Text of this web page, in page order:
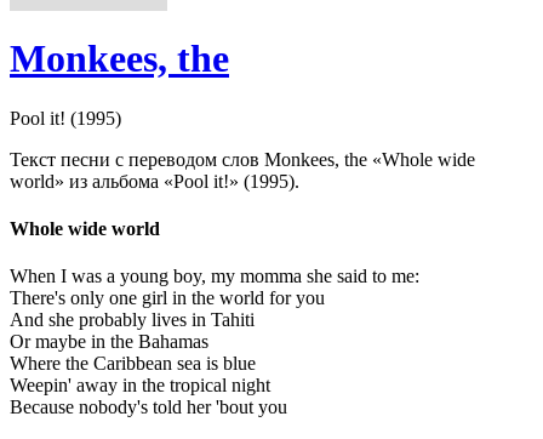
Monkees, the
Pool it! (1995)
Текст песни с переводом слов Monkees, the «Whole wide
world» из альбома «Pool it!» (1995).
Whole wide world
When I was a young boy, my momma she said to me:
There's only one girl in the world for you
And she probably lives in Tahiti
Or maybe in the Bahamas
Where the Caribbean sea is blue
Weepin' away in the tropical night
Because nobody's told her 'bout you